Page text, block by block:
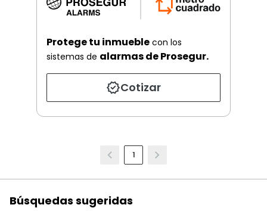
Protege tu inmueble con los
sistemas de alarmas de Prosegur.
Cotizar
1